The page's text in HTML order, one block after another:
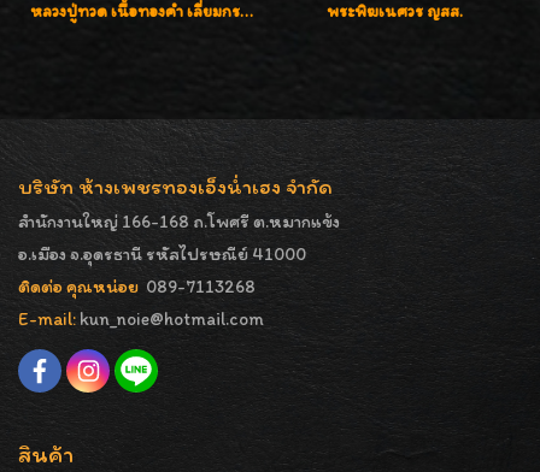
หลวงปู่ทวด เนื้อทองคำ เลี่ยมกรอบทองคำประดับเพชรแท้และพลอยนพเก้า น่ารักมากๆค่ะ พระพิฆเนศวร ญสส.
บริษัท ห้างเพชรทองเอ็งน่ำเฮง จำกัด
สำนักงานใหญ่ 166-168 ถ.โพศรี ต.หมากแข้ง
อ.เมือง จ.อุดรธานี รหัสไปรษณีย์ 41000
ติดต่อ คุณหน่อย 089-7113268
E-mail: kun_noie@hotmail.com
สินค้า